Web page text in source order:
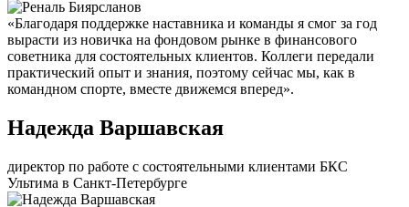
«Благодаря поддержке наставника и команды я смог за год
вырасти из новичка на фондовом рынке в финансового
советника для состоятельных клиентов. Коллеги передали
практический опыт и знания, поэтому сейчас мы, как в
командном спорте, вместе движемся вперед».
Надежда Варшавская
директор по работе с состоятельными клиентами БКС
Ультима в Санкт-Петербурге